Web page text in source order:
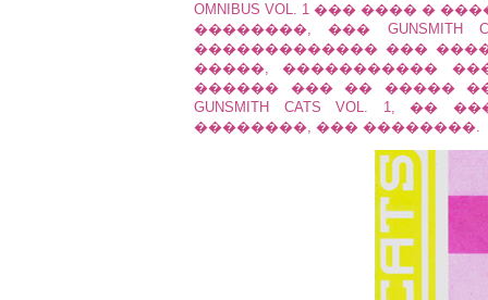
OMNIBUS VOL. 1 ��� ����
��������, ���
������������� ���
�����, �����������
������ ��� �� �����
GUNSMITH CATS VOL. 1,
��������, ��� ��������.